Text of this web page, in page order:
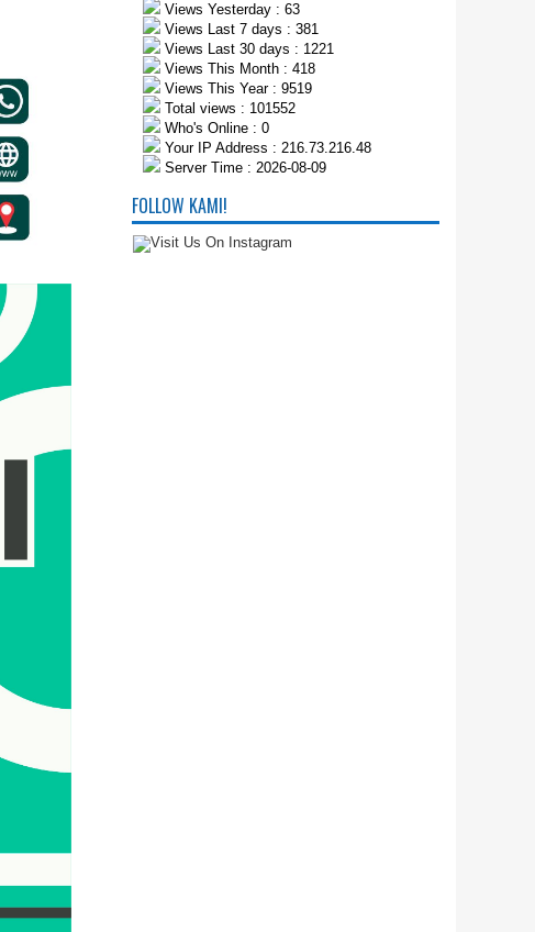
Views Yesterday : 63
Views Last 7 days : 381
Views Last 30 days : 1221
Views This Month : 418
Views This Year : 9519
Total views : 101552
Who's Online : 0
Your IP Address : 216.73.216.48
Server Time : 2026-08-09
FOLLOW KAMI!